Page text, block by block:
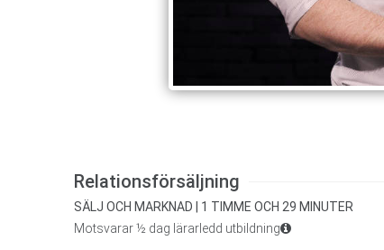
Relationsförsäljning
SÄLJ OCH MARKNAD | 1 TIMME OCH 29 MINUTER
Motsvarar ½ dag lärarledd utbildning